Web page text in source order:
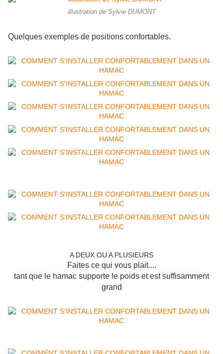
illustration de Sylvie DUMONT
Quelques exemples de positions confortables.
A DEUX OU A PLUSIEURS
Faites ce qui vous plait....
tant que le hamac supporte le poids et est suffisamment
grand